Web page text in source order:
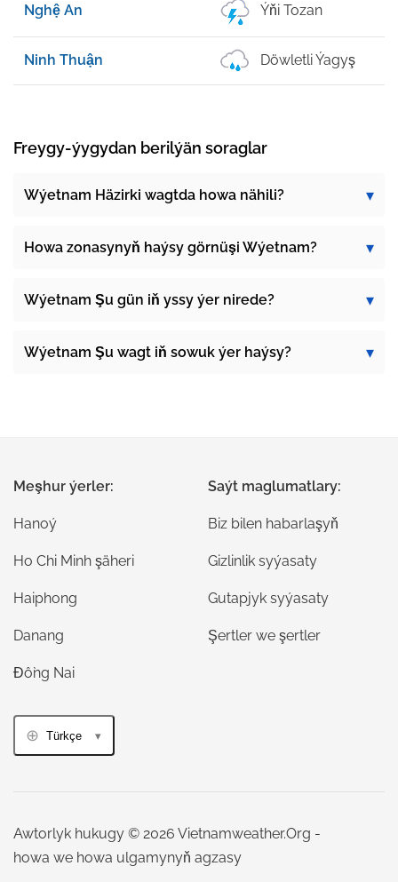
Nghệ An Ýňi Tozan
Ninh Thuận Döwletli Ýagyş
Freygy-ýygydan berilýän soraglar
Wýetnam Häzirki wagtda howa nähili?
Howa zonasynyň haýsy görnüşi Wýetnam?
Wýetnam Şu gün iň yssy ýer nirede?
Wýetnam Şu wagt iň sowuk ýer haýsy?
Meşhur ýerler:
Hanoý
Ho Chi Minh şäheri
Haiphong
Danang
Đồng Nai
Saýt maglumatlary:
Biz bilen habarlaşyň
Gizlinlik syýasaty
Gutapjyk syýasaty
Şertler we şertler
Türkçe
Awtorlyk hukugy © 2026 Vietnamweather.Org -
howa we howa ulgamynyň agzasy